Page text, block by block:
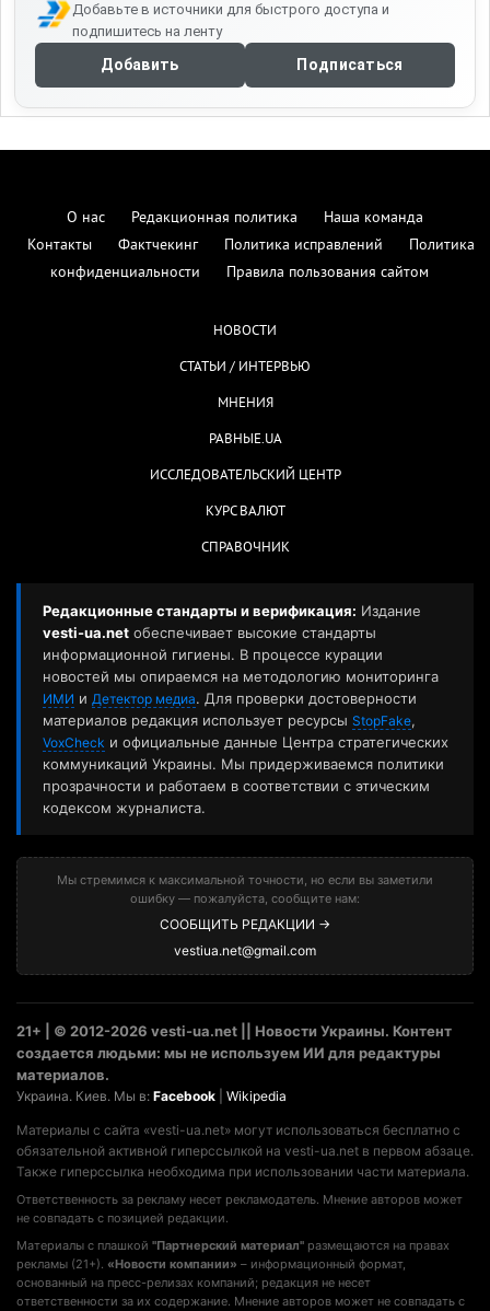
Добавьте в источники для быстрого доступа и
подпишитесь на ленту
Добавить Подписаться
О нас Редакционная политика
Наша команда
Контакты
Фактчекинг Политика исправлений
Политика
конфиденциальности
Правила пользования сайтом
НОВОСТИ
СТАТЬИ / ИНТЕРВЬЮ
МНЕНИЯ
РАВНЫЕ.UA
ИССЛЕДОВАТЕЛЬСКИЙ ЦЕНТР
КУРС ВАЛЮТ
СПРАВОЧНИК
Редакционные стандарты и верификация: Издание
vesti-ua.net обеспечивает высокие стандарты
информационной гигиены. В процессе курации
новостей мы опираемся на методологию мониторинга
ИМИ и Детектор медиа. Для проверки достоверности
материалов редакция использует ресурсы StopFake,
VoxCheck и официальные данные Центра стратегических
коммуникаций Украины. Мы придерживаемся политики
прозрачности и работаем в соответствии с этическим
кодексом журналиста.
Мы стремимся к максимальной точности, но если вы заметили
ошибку — пожалуйста, сообщите нам:
СООБЩИТЬ РЕДАКЦИИ →
vestiua.net@gmail.com
21+ | © 2012-2026 vesti-ua.net || Новости Украины. Контент
создается людьми: мы не используем ИИ для редактуры
материалов.
Украина. Киев. Мы в: Facebook Wikipedia
Материалы с сайта «vesti-ua.net» могут использоваться бесплатно с
обязательной активной гиперссылкой на vesti-ua.net в первом абзаце.
Также гиперссылка необходима при использовании части материала.
Ответственность за рекламу несет рекламодатель. Мнение авторов может
не совпадать с позицией редакции.
Материалы с плашкой "Партнерский материал" размещаются на правах
рекламы (21+). «Новости компании» – информационный формат,
основанный на пресс-релизах компаний; редакция не несет
ответственности за их содержание. Мнение авторов может не совпадать с